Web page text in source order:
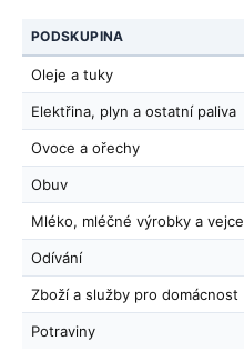
PODSKUPINA
Oleje a tuky
Elektřina, plyn a ostatní paliva
Ovoce a ořechy
Obuv
Mléko, mléčné výrobky a vejce
Odívání
Zboží a služby pro domácnost
Potraviny